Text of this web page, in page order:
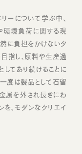
ーについて学ぶ中、
境負荷に関する現
に負担をかけないタ
指し、原料や生産過
てあり続けることに
度は製品として石留
属を外され長きにわ
、モダンなクリエイ